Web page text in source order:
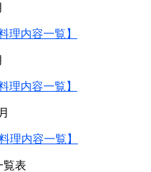
理内容一覧】
理内容一覧】
理内容一覧】
覧表